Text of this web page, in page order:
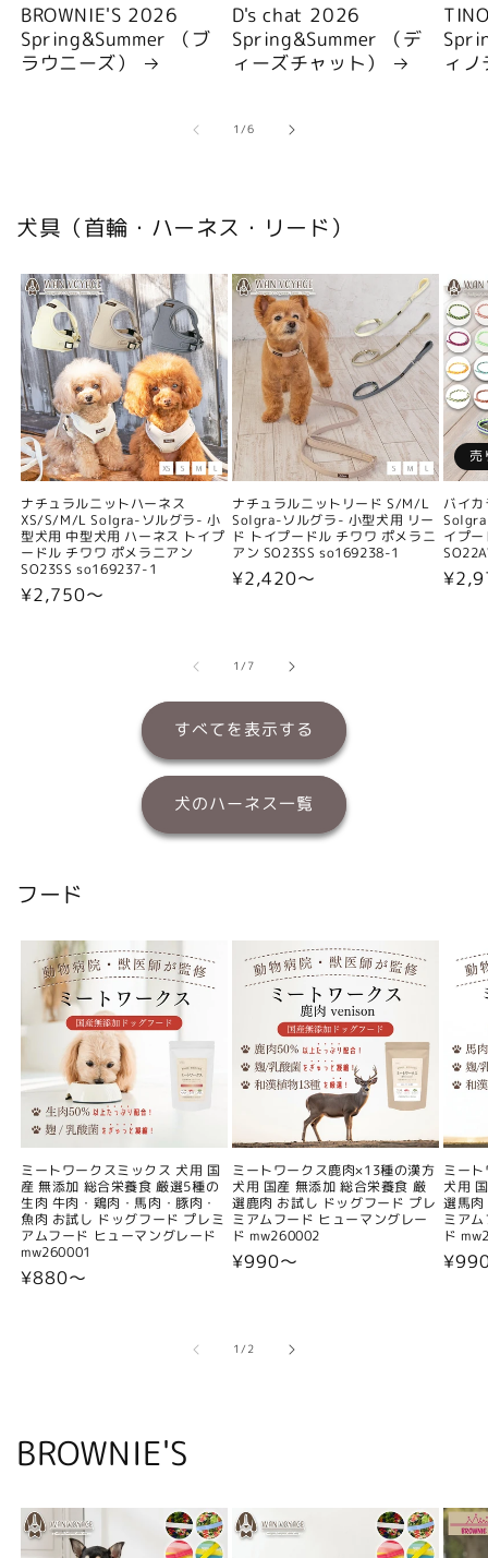
BROWNIE'S 2026
Spring&Summer （ブ
ラウニーズ）
D's chat 2026
Spring&Summer （デ
ィーズチャット）
ィ
1/の
6
犬具（首輪・ハーネス・リード）
ナチュラルニットハーネス
XS/S/M/L Solgra-ソルグラ- 小
型犬用 中型犬用 ハーネス トイプ
ードル チワワ ポメラニアン
SO23SS so169237-1
通
¥2,750〜
ナチュラルニットリード S/M/L
Solgra-ソルグラ- 小型犬用 リー
ド トイプードル チワワ ポメラニ
アン SO23SS so169238-1
通
¥2,420〜
売
バイ
イプ
通
1/の
7
すべてを表示する
犬のハーネス一覧
フード
ミートワークスミックス 犬用 国
産 無添加 総合栄養食 厳選5種の
生肉 牛肉・鶏肉・馬肉・豚肉・
魚肉 お試し ドッグフード プレミ
アムフード ヒューマングレード
mw260001
通
¥880〜
ミートワークス鹿肉×13種の漢方
犬用 国産 無添加 総合栄養食 厳
選鹿肉 お試し ドッグフード プレ
ミアムフード ヒューマングレー
ド mw260002
通
¥990〜
ミー
犬用
選馬
ミア
ド
通
1/の
2
BROWNIE'S